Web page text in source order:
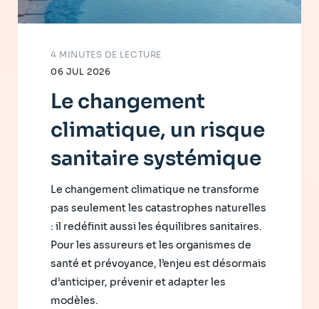
06 JUL 2026
4 MINUTES DE LECTURE
Le changement
climatique, un risque
sanitaire systémique
Le changement climatique ne transforme
pas seulement les catastrophes naturelles
: il redéfinit aussi les équilibres sanitaires.
Pour les assureurs et les organismes de
santé et prévoyance, l’enjeu est désormais
d’anticiper, prévenir et adapter les
modèles.